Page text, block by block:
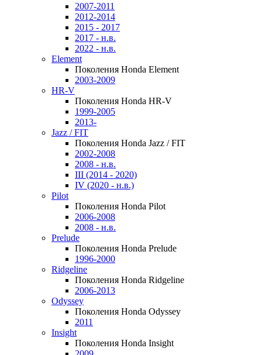
2007-2011
2012-2014
2015 - 2017
2017 - н.в.
2022 - н.в.
Element
Поколения Honda Element
2003-2009
HR-V
Поколения Honda HR-V
1999-2005
2013-
Jazz / FIT
Поколения Honda Jazz / FIT
2002-2008
2008 - н.в.
III (2014 - 2020)
IV (2020 - н.в.)
Pilot
Поколения Honda Pilot
2006-2008
2008 - н.в.
Prelude
Поколения Honda Prelude
1996-2000
Ridgeline
Поколения Honda Ridgeline
2006-2013
Odyssey
Поколения Honda Odyssey
2011
Insight
Поколения Honda Insight